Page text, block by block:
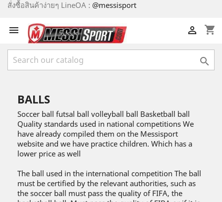
สั่งซื้อสินค้าง่ายๆ LineOA : @messisport
 shopping_cart


BALLS
Soccer ball futsal ball volleyball ball Basketball ball
Quality standards used in national competitions We
have already compiled them on the Messisport
website and we have practice children. Which has a
lower price as well
The ball used in the international competition The ball
must be certified by the relevant authorities, such as
the soccer ball must pass the quality of FIFA, the